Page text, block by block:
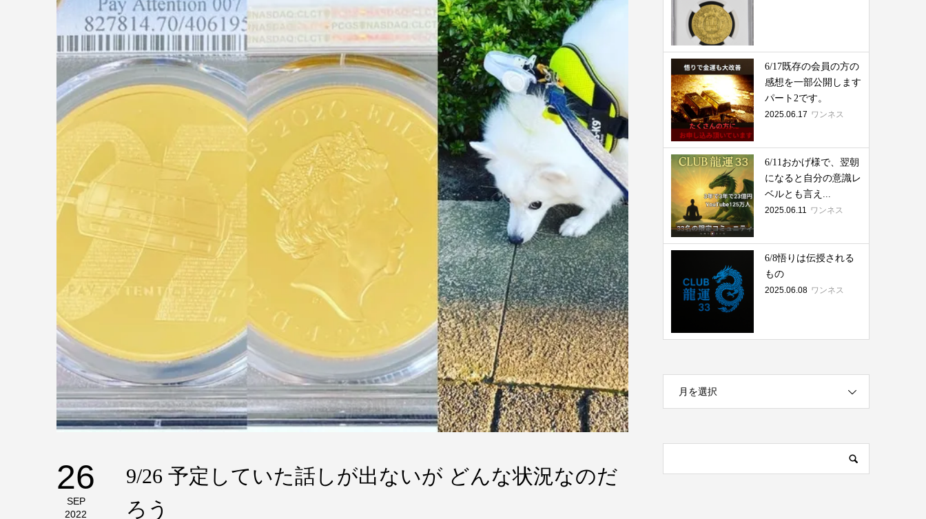
26
SEP
2022
9/26 予定していた話しが出ないが どんな状況なのだ
ろう
6/17既存の会員の方の
感想を一部公開します
パート2です。
2025.06.17 ワンネス
6/11おかげ様で、翌朝
になると自分の意識レ
ベルとも言え...
2025.06.11 ワンネス
6/8悟りは伝授される
もの
2025.06.08 ワンネス
月を選択